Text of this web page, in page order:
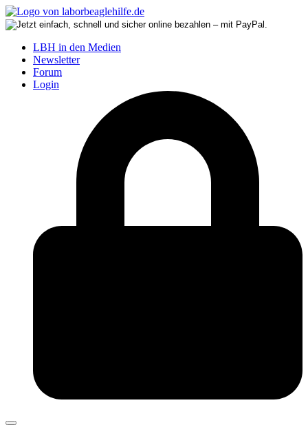
LBH in den Medien
Newsletter
Forum
Login